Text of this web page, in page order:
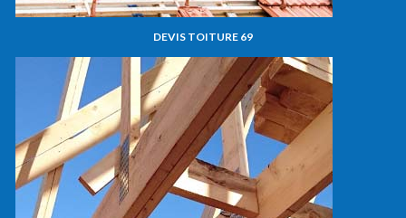
DEVIS TOITURE 69